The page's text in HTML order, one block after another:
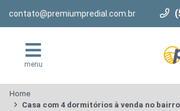
contato@premiumpredial.com.br
menu
Home
Casa com 4 dormitórios à venda no